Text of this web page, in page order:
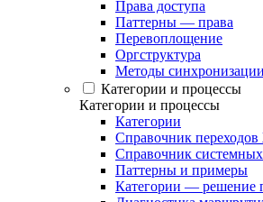
Права доступа
Паттерны — права
Перевоплощение
Оргструктура
Методы
Категории и процессы
Категории и процессы
Категории
Справочник
Справочник системных
Паттерны и примеры
Категории — решение